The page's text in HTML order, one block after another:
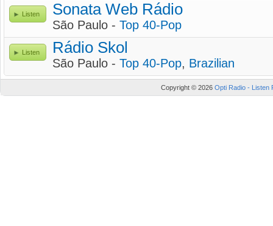
Listen Sonata Web Rádio
São Paulo - Top 40-Pop
Listen Rádio Skol
São Paulo - Top 40-Pop, Brazilian
Copyright © 2026 Opti Radio - Listen